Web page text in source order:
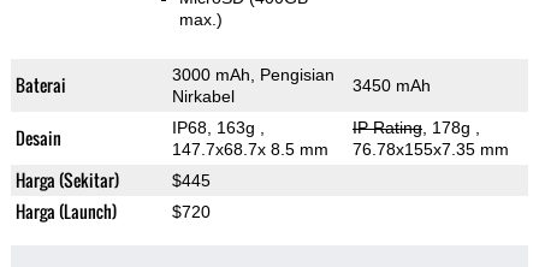
max.)
Baterai
3000 mAh, Pengisian
Nirkabel
3450 mAh
Desain IP68, 163g
147.7x68.7x 8.5 mm
IP Rating, 178g
76.78x155x7.35 mm
Harga (Sekitar) $445
Harga (Launch) $720